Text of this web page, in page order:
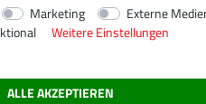
Marketing Externe
Weitere Einstellungen
ALLE AKZEPTIEREN